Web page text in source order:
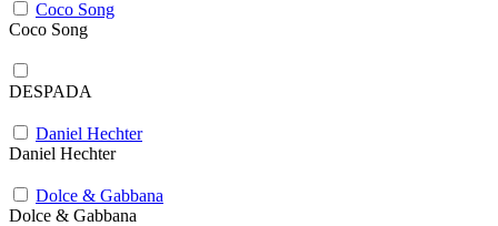
Coco Song
Coco Song
DESPADA
Daniel Hechter
Daniel Hechter
Dolce & Gabbana
Dolce & Gabbana